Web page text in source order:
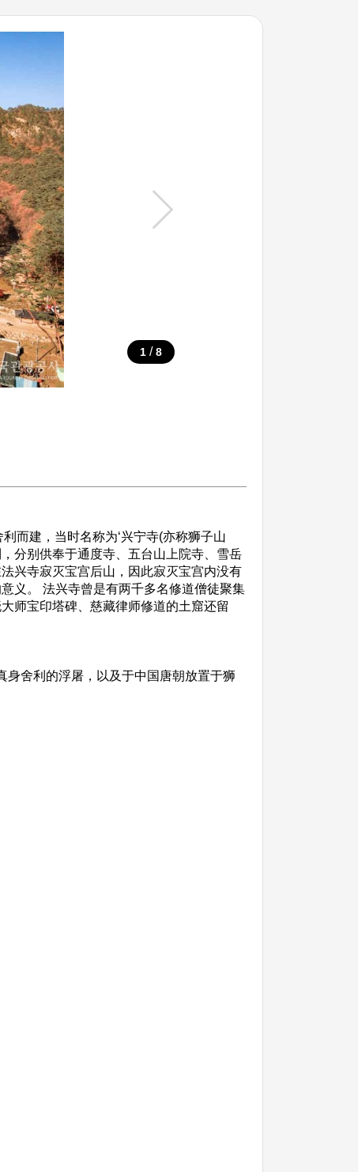
1 / 8
而建，当时名称为‘兴宁寺(亦称狮子山
分别供奉于通度寺、五台山上院寺、雪岳
兴寺寂灭宝宫后山，因此寂灭宝宫内没有
义。 法兴寺曾是有两千多名修道僧徒聚集
师宝印塔碑、慈藏律师修道的土窟还留
舍利的浮屠，以及于中国唐朝放置于狮